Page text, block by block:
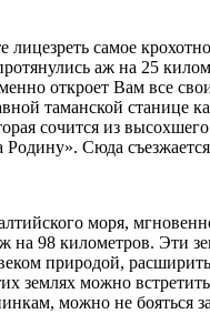
самое
аж на 25
откроет Вам все
таманской станице
сочится из
Сюда
моря,
на 98 километров.
природой,
землях можно
можно не бояться